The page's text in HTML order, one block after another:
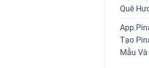
Quê
Tạo
Mẫu